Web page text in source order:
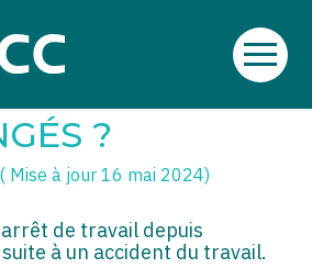
activité
TRAVAIL… ET
?
( Mise à jour 16 mai 2024)
de travail depuis
à un accident du travail.